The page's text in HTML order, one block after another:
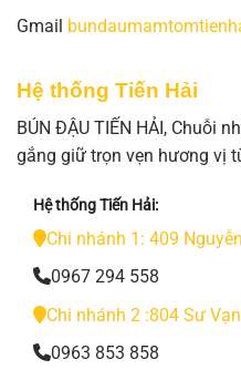
Gmail
Hệ thống Tiến Hải
BÚN ĐẬU TIẾN HẢI, Chuỗi
gắng giữ trọn vẹn hương vị
Hệ thống Tiến Hải:
Chi nhánh 1: 409
0967 294 558
Chi nhánh 2 :804 Sư
0963 853 858